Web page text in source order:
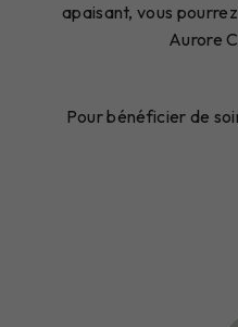
apaisant, vous
Aurore
Pour bénéficier de